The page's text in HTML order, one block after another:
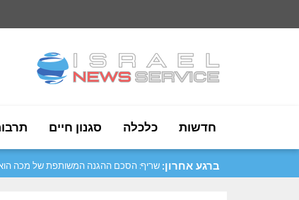
סגנון חיים כלכלה חדשות
ברגע אחרון: סער: נפתח דף חדש ביחסי